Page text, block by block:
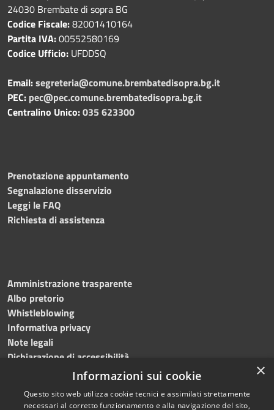
24030 Brembate di sopra BG
Codice Fiscale:82001410164
Partita IVA:00552580169
Codice Ufficio: UFDDSQ
Email:segreteria@comune.brembatedisopra.bg.it
PEC: pec@pec.comune.brembatedisopra.bg.it
Centralino Unico:035 623300
Prenotazione appuntamento
Segnalazione disservizio
Leggi le FAQ
Richiesta di assistenza
Amministrazione trasparente
Albo pretorio
Whistleblowing
Informativa privacy
Note legali
Dichiarazione di accessibilità
×
Informazioni sui cookie
Questo sito web utilizza cookie tecnici e assimilati strettamente
necessari al corretto funzionamento e alla navigazione del sito,